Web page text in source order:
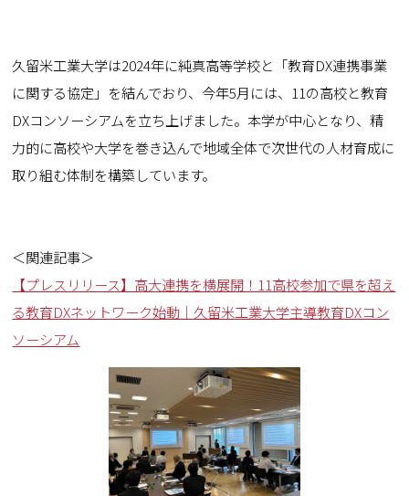
久留米工業大学は2024年に純真高等学校と「教育DX連携事業
に関する協定」を結んでおり、今年5月には、11の高校と教育
DXコンソーシアムを立ち上げました。本学が中心となり、精
力的に高校や大学を巻き込んで地域全体で次世代の人材育成に
取り組む体制を構築しています。
＜関連記事＞
【プレスリリース】高大連携を横展開！11高校参加で県を超え
る教育DXネットワーク始動｜久留米工業大学主導教育DXコン
ソーシアム